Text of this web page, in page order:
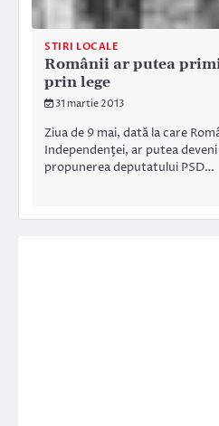
STIRI LOCALE
Românii ar putea
prin lege
31 martie 2013
Ziua de 9 mai, dată la care
Independenţei, ar putea
propunerea deputatului PSD…